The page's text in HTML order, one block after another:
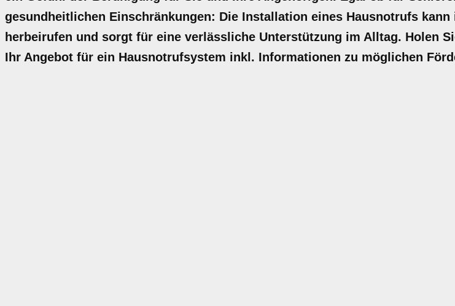
gesundheitlichen Einschränkungen: Die Installation eines Hausnotrufs
herbeirufen und sorgt für eine verlässliche Unterstützung im Alltag. Holen
Ihr Angebot für ein Hausnotrufsystem inkl. Informationen zu möglichen